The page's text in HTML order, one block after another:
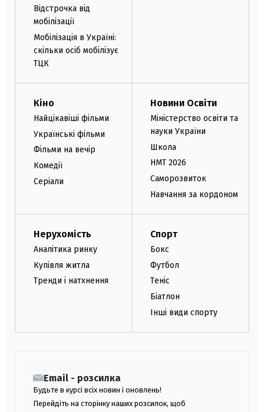
Відстрочка від
мобілізації
Мобілізація в Україні:
скільки осіб мобілізує
ТЦК
Кіно
Найцікавіші фільми
Українські фільми
Фільми на вечір
Комедії
Серіали
Новини Освіти
Міністерство освіти та
науки України
Школа
НМТ 2026
Саморозвиток
Навчання за кордоном
Нерухомість
Аналітика ринку
Купівля житла
Тренди і натхнення
Спорт
Бокс
Футбол
Теніс
Біатлон
Інші види спорту
Email - розсилка
Будьте в курсі всіх новин і оновлень!
Перейдіть на сторінку наших розсилок, щоб